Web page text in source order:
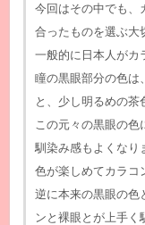
今回はその中でも、
合ったものを選ぶ大
一般的に日本人がカ
瞳の黒眼部分の色は
と、少し明るめの茶
この元々の黒眼の
馴染み感もよくなり
色が楽しめてカラコ
逆に本来の黒眼の色
ンと裸眼とが上手く